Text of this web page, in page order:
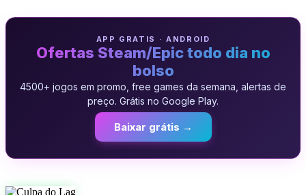
APP GRATIS · ANDROID
Ofertas Steam/Epic todo dia no
bolso
4500+ jogos em promo, free games da semana, alertas de
preço. Grátis no Google Play.
Baixar grátis →